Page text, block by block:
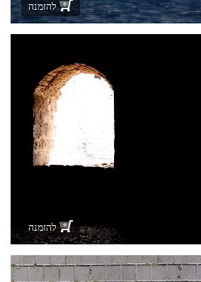
להזמנה
להזמנה